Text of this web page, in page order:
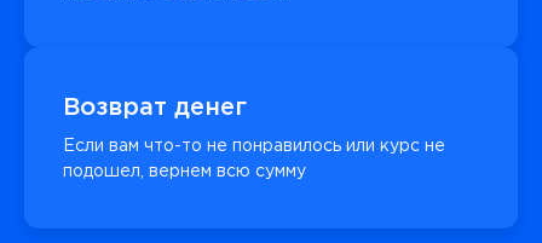
Возврат денег
Если вам что-то не понравилось или курс не
подошел, вернем всю сумму